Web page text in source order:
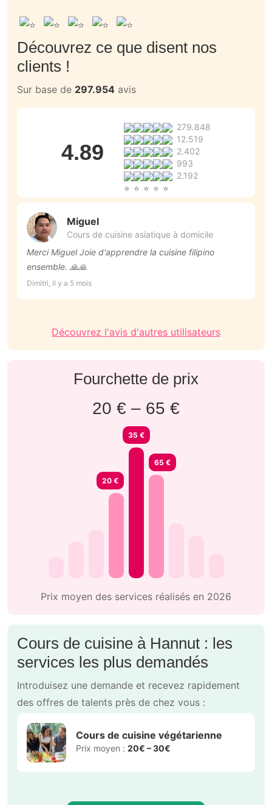
Découvrez ce que disent nos
clients !
Sur base de 297.954 avis
4.89
279.848
12.519
2.402
993
2.192
Miguel
Cours de cuisine asiatique à domicile
Merci Miguel Joie d'apprendre la cuisine filipino
ensemble. 🙏🙏
Dimitri, il y a 5 mois
Découvrez l'avis d'autres utilisateurs
Fourchette de prix
20 € – 65 €
20 €
35 €
65 €
Prix moyen des services réalisés en 2026
Cours de cuisine à Hannut : les
services les plus demandés
Introduisez une demande et recevez rapidement
des offres de talents près de chez vous :
Cours de cuisine végétarienne
Prix moyen : 20€ – 30€